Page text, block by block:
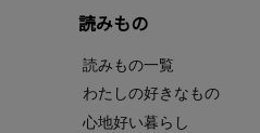
読みもの
読みもの一覧
わたしの好きなもの
心地好い暮らし